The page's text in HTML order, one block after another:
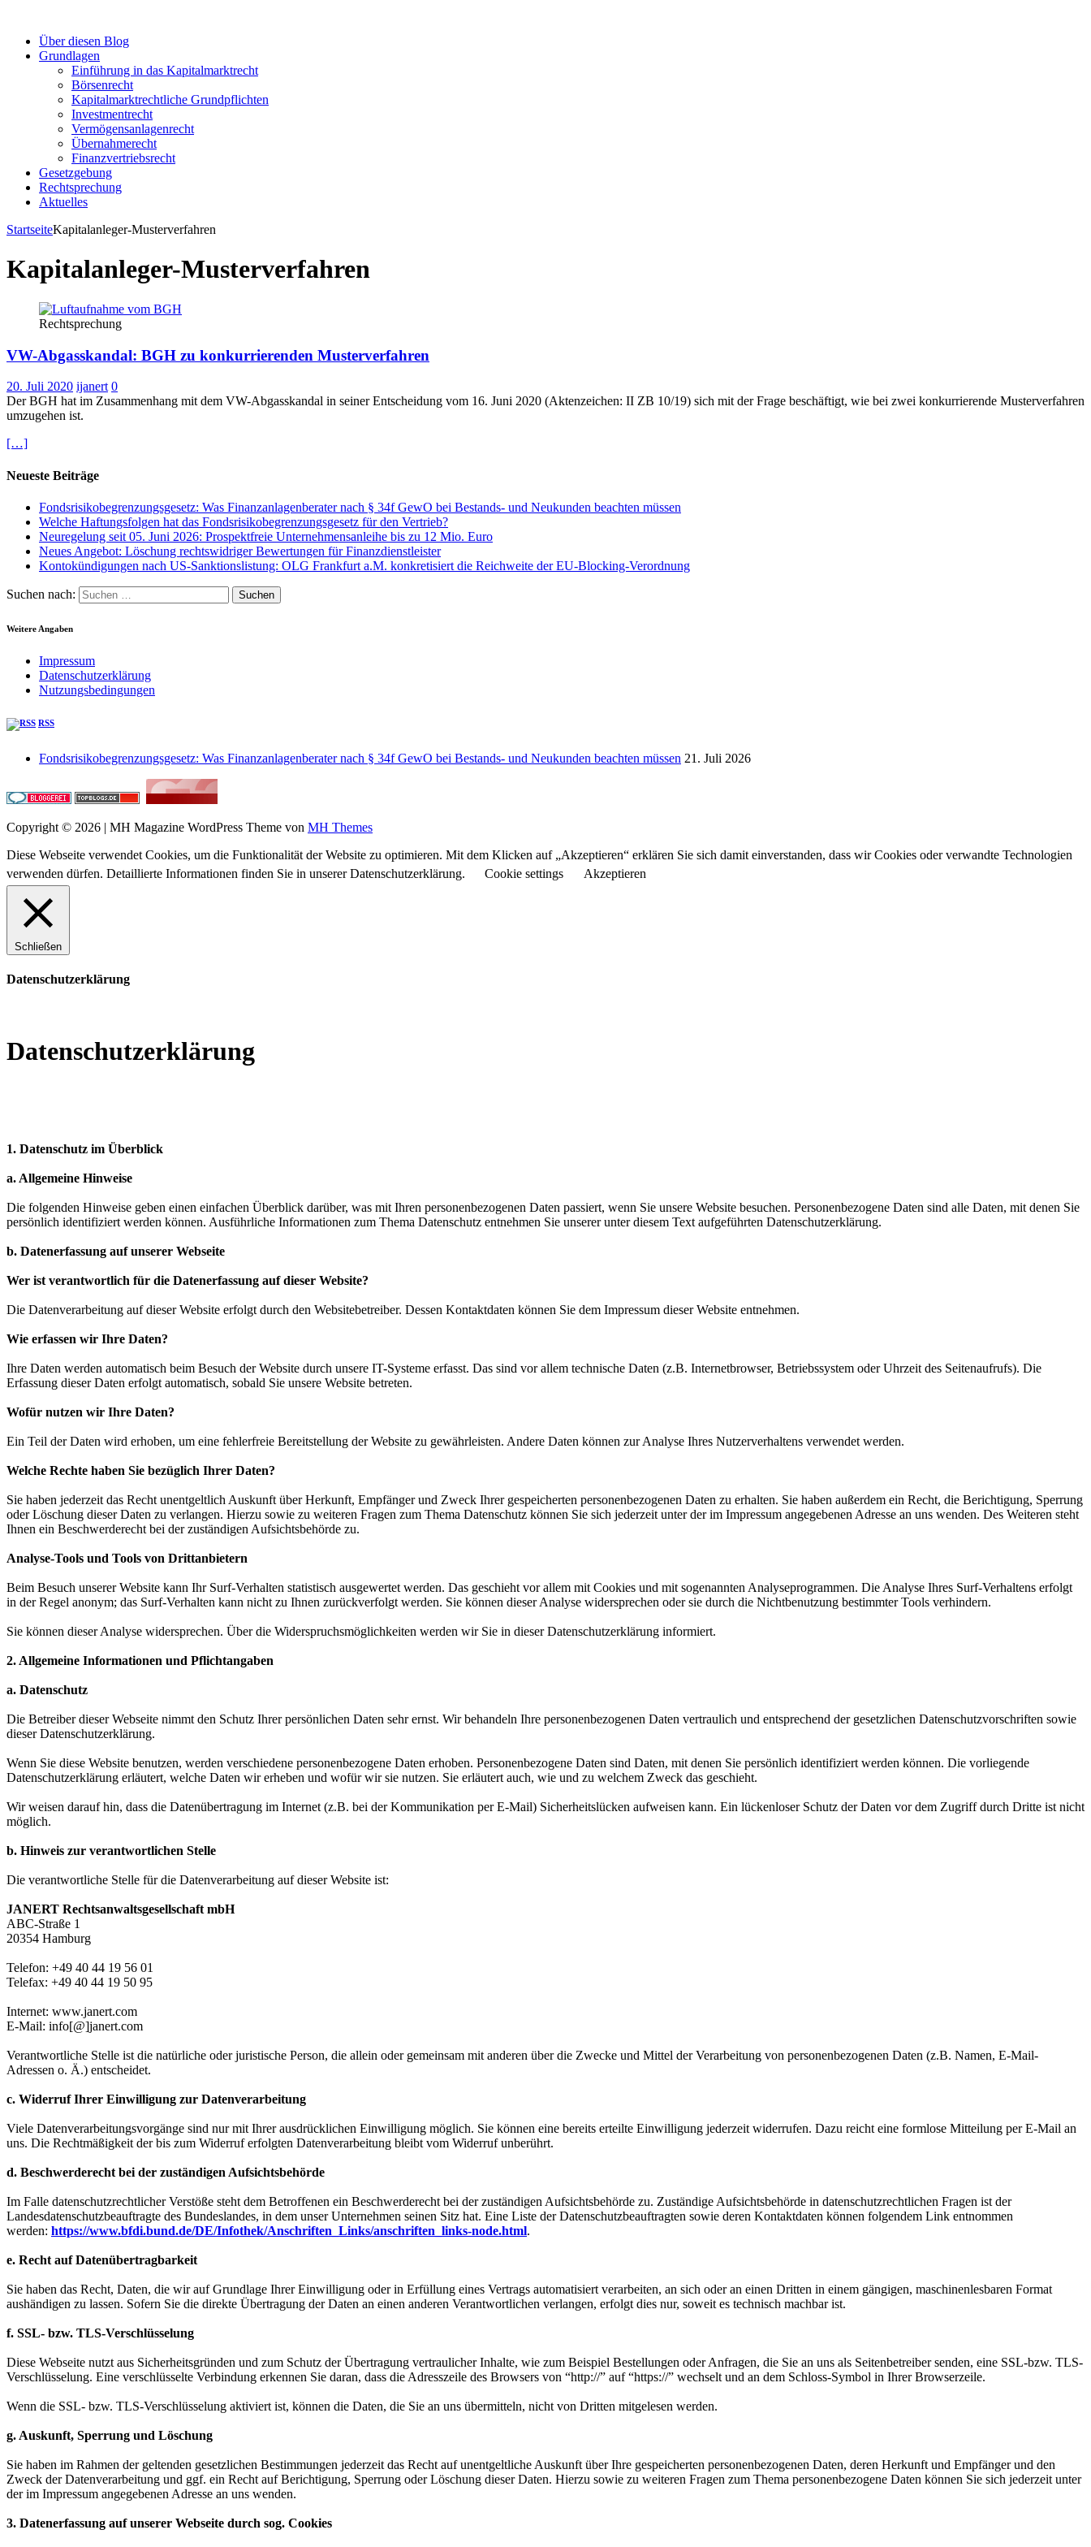
Über diesen Blog
Grundlagen
Einführung in das Kapitalmarktrecht
Börsenrecht
Kapitalmarktrechtliche Grundpflichten
Investmentrecht
Vermögensanlagenrecht
Übernahmerecht
Finanzvertriebsrecht
Gesetzgebung
Rechtsprechung
Aktuelles
StartseiteKapitalanleger-Musterverfahren
Kapitalanleger-Musterverfahren
Rechtsprechung
VW-Abgasskandal: BGH zu konkurrierenden Musterverfahren
20. Juli 2020 ijanert 0
Der BGH hat im Zusammenhang mit dem VW-Abgasskandal in seiner Entscheidung vom 16. Juni 2020 (Aktenzeichen: II ZB 10/19) sich mit der Frage beschäftigt, wie bei zwei konkurrierende Musterverfahren
umzugehen ist.
[…]
Neueste Beiträge
Fondsrisikobegrenzungsgesetz: Was Finanzanlagenberater nach § 34f GewO bei Bestands- und Neukunden beachten müssen
Welche Haftungsfolgen hat das Fondsrisikobegrenzungsgesetz für den Vertrieb?
Neuregelung seit 05. Juni 2026: Prospektfreie Unternehmensanleihe bis zu 12 Mio. Euro
Neues Angebot: Löschung rechtswidriger Bewertungen für Finanzdienstleister
Kontokündigungen nach US-Sanktionslistung: OLG Frankfurt a.M. konkretisiert die Reichweite der EU-Blocking-Verordnung
Suchen nach:
Weitere Angaben
Impressum
Datenschutzerklärung
Nutzungsbedingungen
RSS
Fondsrisikobegrenzungsgesetz: Was Finanzanlagenberater nach § 34f GewO bei Bestands- und Neukunden beachten müssen 21. Juli 2026
Copyright © 2026 | MH Magazine WordPress Theme von MH Themes
Diese Webseite verwendet Cookies, um die Funktionalität der Website zu optimieren. Mit dem Klicken auf „Akzeptieren“ erklären Sie sich damit einverstanden, dass wir Cookies oder verwandte Technologien
verwenden dürfen. Detaillierte Informationen finden Sie in unserer Datenschutzerklärung.
Cookie settings Akzeptieren
Schließen
Datenschutzerklärung
Datenschutzerklärung
1. Datenschutz im Überblick
a. Allgemeine Hinweise
Die folgenden Hinweise geben einen einfachen Überblick darüber, was mit Ihren personenbezogenen Daten passiert, wenn Sie unsere Website besuchen. Personenbezogene Daten sind alle Daten, mit denen Sie
persönlich identifiziert werden können. Ausführliche Informationen zum Thema Datenschutz entnehmen Sie unserer unter diesem Text aufgeführten Datenschutzerklärung.
b. Datenerfassung auf unserer Webseite
Wer ist verantwortlich für die Datenerfassung auf dieser Website?
Die Datenverarbeitung auf dieser Website erfolgt durch den Websitebetreiber. Dessen Kontaktdaten können Sie dem Impressum dieser Website entnehmen.
Wie erfassen wir Ihre Daten?
Ihre Daten werden automatisch beim Besuch der Website durch unsere IT-Systeme erfasst. Das sind vor allem technische Daten (z.B. Internetbrowser, Betriebssystem oder Uhrzeit des Seitenaufrufs). Die
Erfassung dieser Daten erfolgt automatisch, sobald Sie unsere Website betreten.
Wofür nutzen wir Ihre Daten?
Ein Teil der Daten wird erhoben, um eine fehlerfreie Bereitstellung der Website zu gewährleisten. Andere Daten können zur Analyse Ihres Nutzerverhaltens verwendet werden.
Welche Rechte haben Sie bezüglich Ihrer Daten?
Sie haben jederzeit das Recht unentgeltlich Auskunft über Herkunft, Empfänger und Zweck Ihrer gespeicherten personenbezogenen Daten zu erhalten. Sie haben außerdem ein Recht, die Berichtigung, Sperrung
oder Löschung dieser Daten zu verlangen. Hierzu sowie zu weiteren Fragen zum Thema Datenschutz können Sie sich jederzeit unter der im Impressum angegebenen Adresse an uns wenden. Des Weiteren steht
Ihnen ein Beschwerderecht bei der zuständigen Aufsichtsbehörde zu.
Analyse-Tools und Tools von Drittanbietern
Beim Besuch unserer Website kann Ihr Surf-Verhalten statistisch ausgewertet werden. Das geschieht vor allem mit Cookies und mit sogenannten Analyseprogrammen. Die Analyse Ihres Surf-Verhaltens erfolgt
in der Regel anonym; das Surf-Verhalten kann nicht zu Ihnen zurückverfolgt werden. Sie können dieser Analyse widersprechen oder sie durch die Nichtbenutzung bestimmter Tools verhindern.
Sie können dieser Analyse widersprechen. Über die Widerspruchsmöglichkeiten werden wir Sie in dieser Datenschutzerklärung informiert.
2. Allgemeine Informationen und Pflichtangaben
a. Datenschutz
Die Betreiber dieser Webseite nimmt den Schutz Ihrer persönlichen Daten sehr ernst. Wir behandeln Ihre personenbezogenen Daten vertraulich und entsprechend der gesetzlichen Datenschutzvorschriften sowie
dieser Datenschutzerklärung.
Wenn Sie diese Website benutzen, werden verschiedene personenbezogene Daten erhoben. Personenbezogene Daten sind Daten, mit denen Sie persönlich identifiziert werden können. Die vorliegende
Datenschutzerklärung erläutert, welche Daten wir erheben und wofür wir sie nutzen. Sie erläutert auch, wie und zu welchem Zweck das geschieht.
Wir weisen darauf hin, dass die Datenübertragung im Internet (z.B. bei der Kommunikation per E-Mail) Sicherheitslücken aufweisen kann. Ein lückenloser Schutz der Daten vor dem Zugriff durch Dritte ist nicht
möglich.
b. Hinweis zur verantwortlichen Stelle
Die verantwortliche Stelle für die Datenverarbeitung auf dieser Website ist:
JANERT Rechtsanwaltsgesellschaft mbH
ABC-Straße 1
20354 Hamburg
Telefon: +49 40 44 19 56 01
Telefax: +49 40 44 19 50 95
Internet: www.janert.com
E-Mail: info[@]janert.com
Verantwortliche Stelle ist die natürliche oder juristische Person, die allein oder gemeinsam mit anderen über die Zwecke und Mittel der Verarbeitung von personenbezogenen Daten (z.B. Namen, E-Mail-
Adressen o. Ä.) entscheidet.
c. Widerruf Ihrer Einwilligung zur Datenverarbeitung
Viele Datenverarbeitungsvorgänge sind nur mit Ihrer ausdrücklichen Einwilligung möglich. Sie können eine bereits erteilte Einwilligung jederzeit widerrufen. Dazu reicht eine formlose Mitteilung per E-Mail an
uns. Die Rechtmäßigkeit der bis zum Widerruf erfolgten Datenverarbeitung bleibt vom Widerruf unberührt.
d. Beschwerderecht bei der zuständigen Aufsichtsbehörde
Im Falle datenschutzrechtlicher Verstöße steht dem Betroffenen ein Beschwerderecht bei der zuständigen Aufsichtsbehörde zu. Zuständige Aufsichtsbehörde in datenschutzrechtlichen Fragen ist der
Landesdatenschutzbeauftragte des Bundeslandes, in dem unser Unternehmen seinen Sitz hat. Eine Liste der Datenschutzbeauftragten sowie deren Kontaktdaten können folgendem Link entnommen
werden: https://www.bfdi.bund.de/DE/Infothek/Anschriften_Links/anschriften_links-node.html.
e. Recht auf Datenübertragbarkeit
Sie haben das Recht, Daten, die wir auf Grundlage Ihrer Einwilligung oder in Erfüllung eines Vertrags automatisiert verarbeiten, an sich oder an einen Dritten in einem gängigen, maschinenlesbaren Format
aushändigen zu lassen. Sofern Sie die direkte Übertragung der Daten an einen anderen Verantwortlichen verlangen, erfolgt dies nur, soweit es technisch machbar ist.
f. SSL- bzw. TLS-Verschlüsselung
Diese Webseite nutzt aus Sicherheitsgründen und zum Schutz der Übertragung vertraulicher Inhalte, wie zum Beispiel Bestellungen oder Anfragen, die Sie an uns als Seitenbetreiber senden, eine SSL-bzw. TLS-
Verschlüsselung. Eine verschlüsselte Verbindung erkennen Sie daran, dass die Adresszeile des Browsers von “http://” auf “https://” wechselt und an dem Schloss-Symbol in Ihrer Browserzeile.
Wenn die SSL- bzw. TLS-Verschlüsselung aktiviert ist, können die Daten, die Sie an uns übermitteln, nicht von Dritten mitgelesen werden.
g. Auskunft, Sperrung und Löschung
Sie haben im Rahmen der geltenden gesetzlichen Bestimmungen jederzeit das Recht auf unentgeltliche Auskunft über Ihre gespeicherten personenbezogenen Daten, deren Herkunft und Empfänger und den
Zweck der Datenverarbeitung und ggf. ein Recht auf Berichtigung, Sperrung oder Löschung dieser Daten. Hierzu sowie zu weiteren Fragen zum Thema personenbezogene Daten können Sie sich jederzeit unter
der im Impressum angegebenen Adresse an uns wenden.
3. Datenerfassung auf unserer Webseite durch sog. Cookies